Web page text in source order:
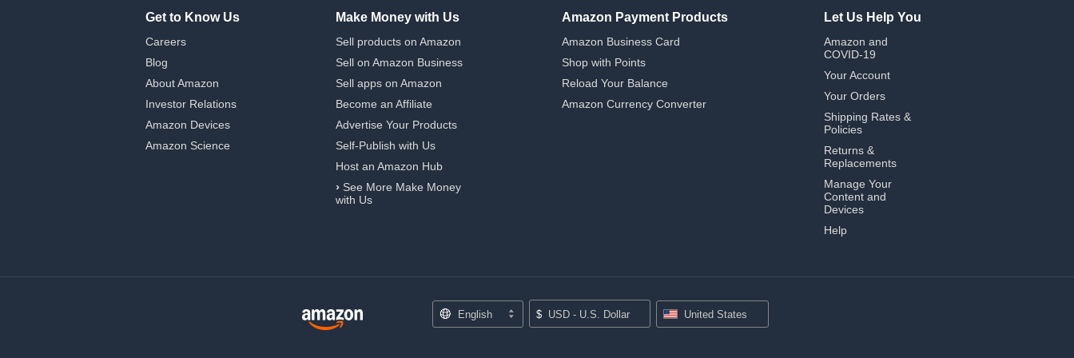
Get to Know Us
Careers
Blog
About Amazon
Investor Relations
Amazon Devices
Amazon Science
Make Money with Us
Sell products on Amazon
Sell on Amazon Business
Sell apps on Amazon
Become an Affiliate
Advertise Your Products
Self-Publish with Us
Host an Amazon Hub
› See More Make Money
with Us
Amazon Payment Products
Amazon Business Card
Shop with Points
Reload Your Balance
Amazon Currency Converter
Let Us Help You
Amazon and
COVID-19
Your Account
Your Orders
Shipping Rates &
Policies
Returns &
Replacements
Manage Your
Content and
Devices
Help
English $ USD - U.S. Dollar United States